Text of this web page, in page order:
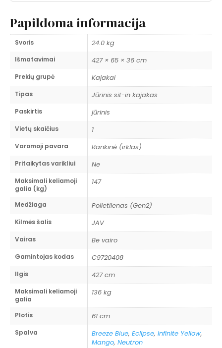
Papildoma informacija
Svoris 24.0 kg
Išmatavimai 427 × 65 × 36 cm
Prekių grupė Kajakai
Tipas Jūrinis sit-in kajakas
Paskirtis jūrinis
Vietų skaičius 1
Varomoji pavara Rankinė (irklas)
Pritaikytas varikliui Ne
Maksimali keliamoji
galia (kg)
147
Medžiaga Polietilenas (Gen2)
Kilmės šalis JAV
Vairas Be vairo
Gamintojas kodas C9720408
Ilgis 427 cm
Maksimali keliamoji
galia
136 kg
Plotis 61 cm
Spalva Breeze Blue, Eclipse, Infinite Yellow,
Mango, Neutron